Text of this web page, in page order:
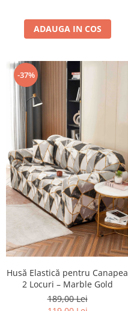
ADAUGA IN COS
-37%
Husă Elastică pentru Canapea
2 Locuri – Marble Gold
189,00 Lei